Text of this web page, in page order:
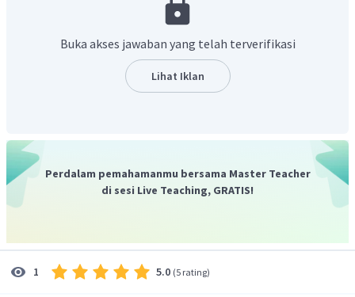
Oleh karena itu, jawaban yang benar adalah B.
Buka akses jawaban yang telah terverifikasi
Lihat Iklan
Perdalam pemahamanmu bersama Master Teacher
di sesi Live Teaching, GRATIS!
1 5.0 (5 rating)